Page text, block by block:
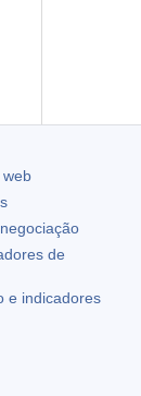
web
de
e indicadores